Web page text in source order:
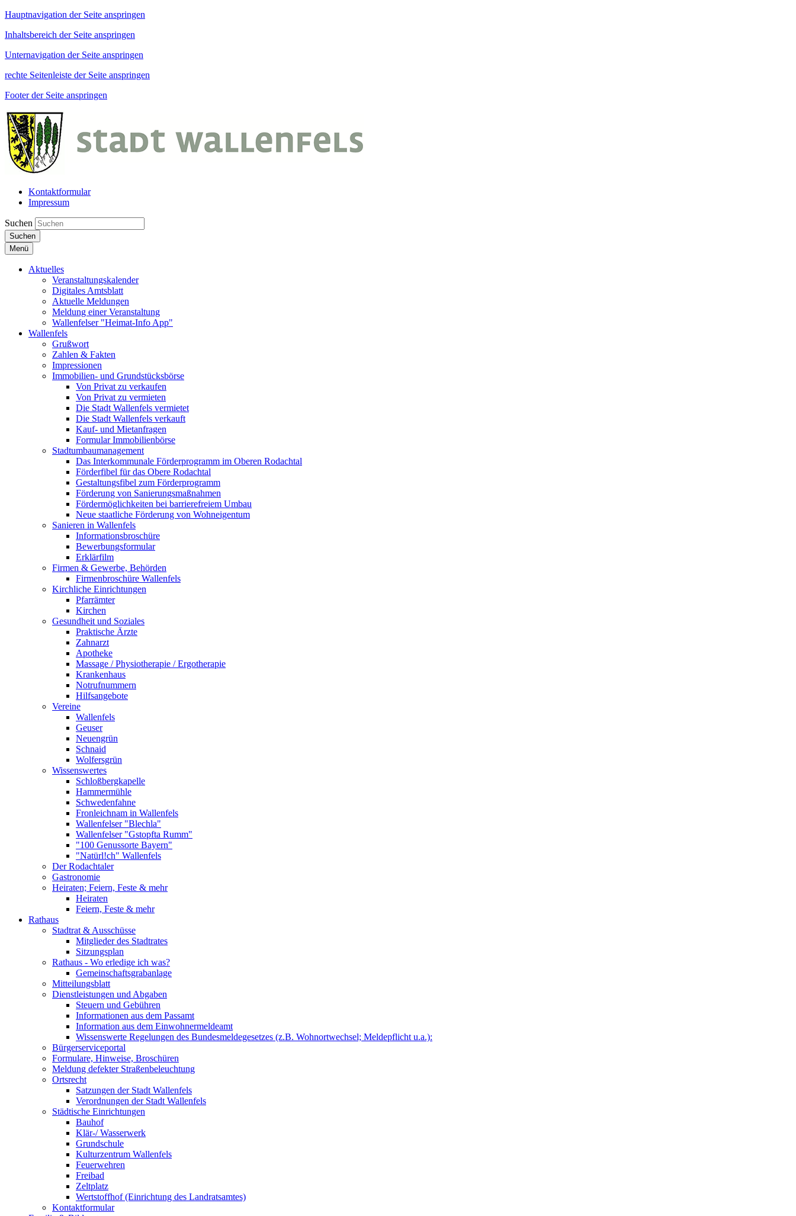
Hauptnavigation der Seite anspringen
Inhaltsbereich der Seite anspringen
Unternavigation der Seite anspringen
rechte Seitenleiste der Seite anspringen
Footer der Seite anspringen
Kontaktformular
Impressum
Suchen
Suchen
Menü
Aktuelles
Veranstaltungskalender
Digitales Amtsblatt
Aktuelle Meldungen
Meldung einer Veranstaltung
Wallenfelser "Heimat-Info App"
Wallenfels
Grußwort
Zahlen & Fakten
Impressionen
Immobilien- und Grundstücksbörse
Von Privat zu verkaufen
Von Privat zu vermieten
Die Stadt Wallenfels vermietet
Die Stadt Wallenfels verkauft
Kauf- und Mietanfragen
Formular Immobilienbörse
Stadtumbaumanagement
Das Interkommunale Förderprogramm im Oberen Rodachtal
Förderfibel für das Obere Rodachtal
Gestaltungsfibel zum Förderprogramm
Förderung von Sanierungsmaßnahmen
Fördermöglichkeiten bei barrierefreiem Umbau
Neue staatliche Förderung von Wohneigentum
Sanieren in Wallenfels
Informationsbroschüre
Bewerbungsformular
Erklärfilm
Firmen & Gewerbe, Behörden
Firmenbroschüre Wallenfels
Kirchliche Einrichtungen
Pfarrämter
Kirchen
Gesundheit und Soziales
Praktische Ärzte
Zahnarzt
Apotheke
Massage / Physiotherapie / Ergotherapie
Krankenhaus
Notrufnummern
Hilfsangebote
Vereine
Wallenfels
Geuser
Neuengrün
Schnaid
Wolfersgrün
Wissenswertes
Schloßbergkapelle
Hammermühle
Schwedenfahne
Fronleichnam in Wallenfels
Wallenfelser "Blechla"
Wallenfelser "Gstopfta Rumm"
"100 Genussorte Bayern"
"Natürl!ch" Wallenfels
Der Rodachtaler
Gastronomie
Heiraten; Feiern, Feste & mehr
Heiraten
Feiern, Feste & mehr
Rathaus
Stadtrat & Ausschüsse
Mitglieder des Stadtrates
Sitzungsplan
Rathaus - Wo erledige ich was?
Gemeinschaftsgrabanlage
Mitteilungsblatt
Dienstleistungen und Abgaben
Steuern und Gebühren
Informationen aus dem Passamt
Information aus dem Einwohnermeldeamt
Wissenswerte Regelungen des Bundesmeldegesetzes (z.B. Wohnortwechsel; Meldepflicht u.a.):
Bürgerserviceportal
Formulare, Hinweise, Broschüren
Meldung defekter Straßenbeleuchtung
Ortsrecht
Satzungen der Stadt Wallenfels
Verordnungen der Stadt Wallenfels
Städtische Einrichtungen
Bauhof
Klär-/ Wasserwerk
Grundschule
Kulturzentrum Wallenfels
Feuerwehren
Freibad
Zeltplatz
Wertstoffhof (Einrichtung des Landratsamtes)
Kontaktformular